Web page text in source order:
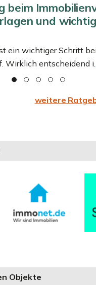
und
ein wichtiger Schritt
Wirklich entscheidend
weitere
Objekte